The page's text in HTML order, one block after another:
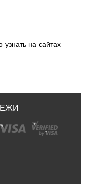
узнать на сайтах